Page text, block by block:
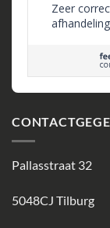
Zeer
afhandeling
Pallasstraat 32
5048CJ Tilburg